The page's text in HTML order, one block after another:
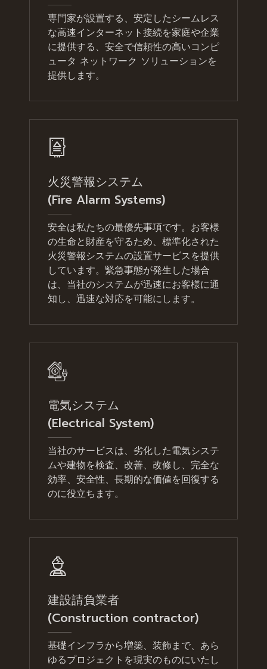
専門家が設置する、安定したシームレス
な高速インターネット接続を家庭や企業
に提供する、安全で信頼性の高いコンピ
ュータ ネットワーク ソリューションを
提供します。
火災警報システム
(Fire Alarm Systems)
安全は私たちの最優先事項です。お客様
の生命と財産を守るため、標準化された
火災警報システムの設置サービスを提供
しています。緊急事態が発生した場合
は、当社のシステムが迅速にお客様に通
知し、迅速な対応を可能にします。
電気システム
(Electrical System)
当社のサービスは、劣化した電気システ
ムや建物を検査、改善、改修し、完全な
効率、安全性、長期的な価値を回復する
のに役立ちます。
建設請負業者
(Construction contractor)
基礎インフラから増築、装飾まで、あら
ゆるプロジェクトを現実のものにいたし